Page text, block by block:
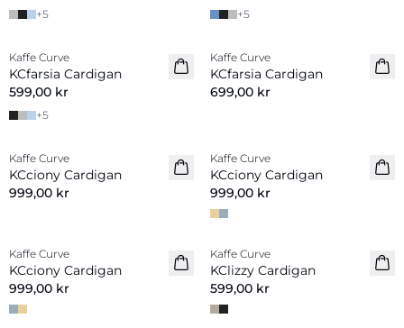
+5 +5
Kaffe Curve
KCfarsia Cardigan
599,00 kr
+5
Nyhet
Kaffe Curve
KCfarsia Cardigan
699,00 kr
Nyhet
Kaffe Curve
KCciony Cardigan
999,00 kr
Nyhet
Kaffe Curve
KCciony Cardigan
999,00 kr
Nyhet
Kaffe Curve
KCciony Cardigan
999,00 kr
Nyhet
Kaffe Curve
KClizzy Cardigan
599,00 kr